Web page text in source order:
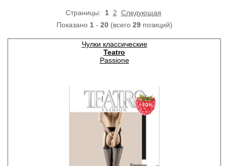
Страницы: 1 2 Следующая
Показано 1- 20(всего 29позиций)
Чулки классические
Teatro
Passione
−70%